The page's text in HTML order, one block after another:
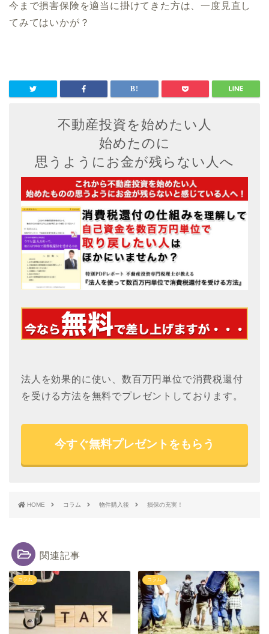
今まで損害保険を適当に掛けてきた方は、一度見直し
てみてはいかが？
不動産投資を始めたい人
始めたのに
思うようにお金が残らない人へ
法人を効果的に使い、数百万円単位で消費税還付
を受ける方法を無料でプレゼントしております。
今すぐ無料プレゼントをもらう
HOME コラム 物件購入後 損保の充実！
関連記事
コラム コラム